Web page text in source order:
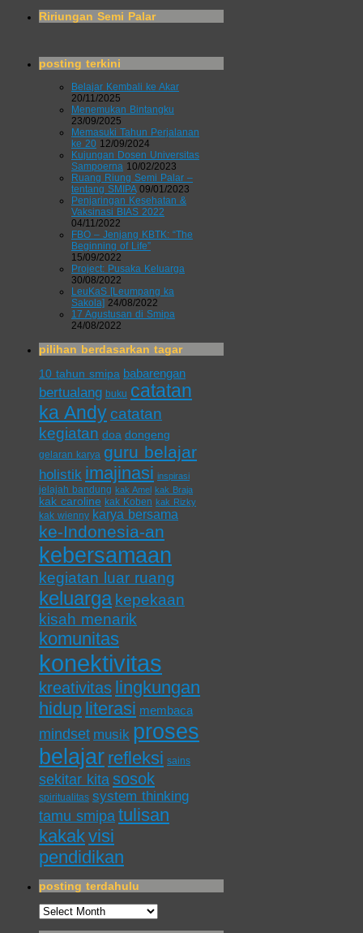
Ririungan Semi Palar
posting terkini
Belajar Kembali ke Akar
20/11/2025
Menemukan Bintangku
23/09/2025
Memasuki Tahun Perjalanan
ke 20 12/09/2024
Kujungan Dosen Universitas
Sampoerna 10/02/2023
Ruang Riung Semi Palar –
tentang SMIPA 09/01/2023
Penjaringan Kesehatan &
Vaksinasi BIAS 2022
04/11/2022
FBO – Jenjang KBTK: “The
Beginning of Life”
15/09/2022
Project: Pusaka Keluarga
30/08/2022
LeuKaS [Leumpang ka
Sakola] 24/08/2022
17 Agustusan di Smipa
24/08/2022
pilihan berdasarkan tagar
10 tahun smipa babarengan
bertualang buku catatan
ka Andy catatan
kegiatan doa dongeng
gelaran karya guru belajar
holistik imajinasi inspirasi
jelajah bandung kak Amel kak Braja
kak caroline kak Koben kak Rizky
kak wienny karya bersama
ke-Indonesia-an
kebersamaan
kegiatan luar ruang
keluarga kepekaan
kisah menarik
komunitas
konektivitas
kreativitas lingkungan
hidup literasi membaca
mindset musik proses
belajar refleksi sains
sekitar kitasosok
spiritualitas system thinking
tamu smipa tulisan
kakakvisi
pendidikan
posting terdahulu
posting
terdahulu